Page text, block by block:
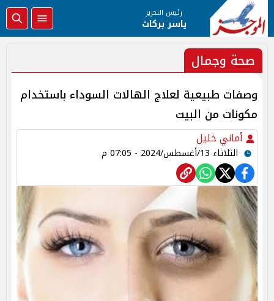
رئيس التحرير
ياسر بركات
صحة وجمال
وصفات طبيعية لعلاج الهالات السوداء باستخدام
مكونات من البيت
أماني خليل
الثلاثاء 13/أغسطس/2024 - 07:05 م